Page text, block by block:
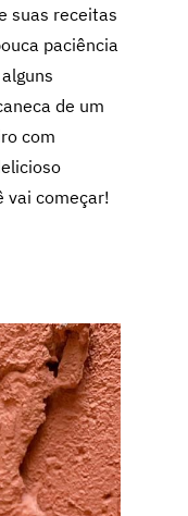
suas receitas
paciência
de um
com
vai começar!